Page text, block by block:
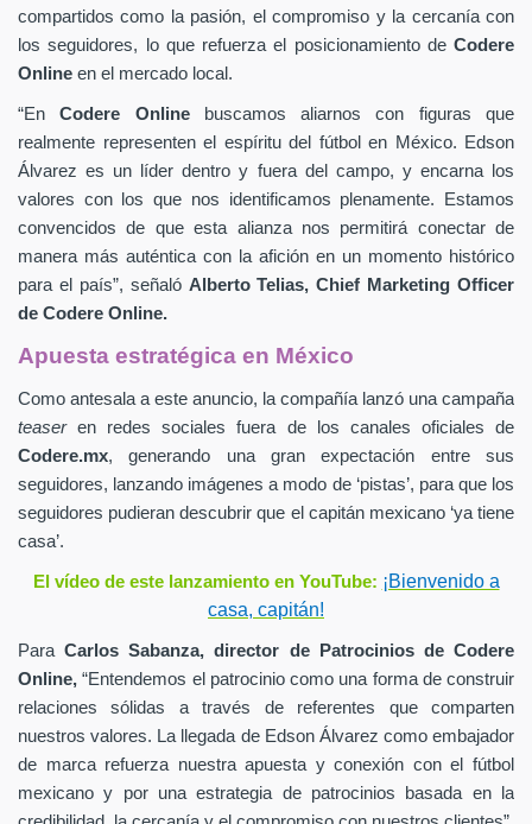
compartidos como la pasión, el compromiso y la cercanía con
los seguidores, lo que refuerza el posicionamiento de Codere
Online en el mercado local.
“EnCodere Onlinebuscamos aliarnos con figuras que
realmente representen el espíritu del fútbol en México. Edson
Álvarez es un líder dentro y fuera del campo, y encarna los
valores con los que nos identificamos plenamente. Estamos
convencidos de que esta alianza nos permitirá conectar de
manera más auténtica con la afición en un momento histórico
para el país”, señaló Alberto Telias,Chief Marketing Officer
de Codere Online.
Apuesta estratégica en México
Como antesala a este anuncio, la compañía lanzó una campaña
teaseren redes sociales fuera de los canales oficiales de
Codere.mx,
generando una gran expectación entre sus
seguidores, lanzando imágenes a modo de ‘pistas’, para que los
seguidores pudieran descubrir que el capitán mexicano ‘ya tiene
casa’.
El vídeo de este lanzamiento en YouTube: ¡Bienvenido a
casa, capitán!
ParaCarlos Sabanza, director de Patrocinios de Codere
Online, “Entendemos el patrocinio como una forma de construir
relaciones sólidas a través de referentes que comparten
nuestros valores. La llegada de Edson Álvarez como embajador
de marca refuerza nuestra apuesta y conexión con el fútbol
mexicano y por una estrategia de patrocinios basada en la